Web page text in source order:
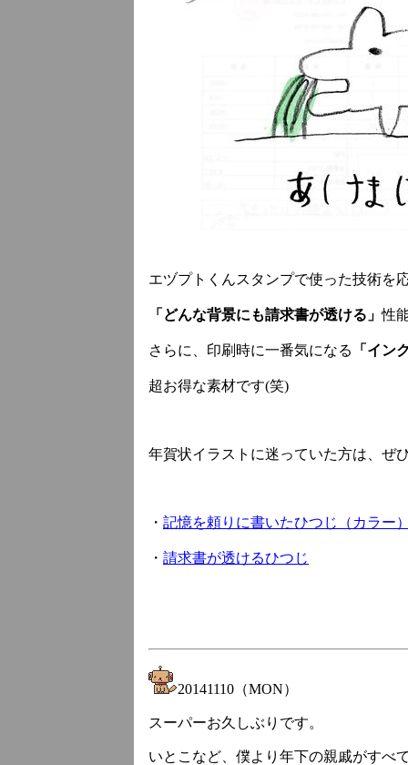
エヅプトくんスタンプで使った技術を
「どんな背景にも請求書が透ける」性
さらに、印刷時に一番気になる 「イン
超お得な素材です(笑)
年賀状イラストに迷っていた方は、ぜ
・ 記憶を頼りに書いたひつじ（カラー
・ 請求書が透けるひつじ
20141110（MON）
スーパーお久しぶりです。
いとこなど、僕より年下の親戚がすべ